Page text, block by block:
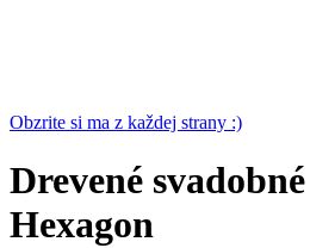
Obzrite si ma z každej strany :)
Drevené
Hexagon